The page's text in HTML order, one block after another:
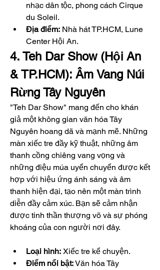
nhạc dân tộc, phong cách Cirque
du Soleil.
Địa điểm: Nhà hát TP.HCM, Lune
Center Hội An.
4. Teh Dar Show (Hội An
& TP.HCM): Âm Vang Núi
Rừng Tây Nguyên
"Teh Dar Show" mang đến cho khán
giả một không gian văn hóa Tây
Nguyên hoang dã và mạnh mẽ. Những
màn xiếc tre đầy kỹ thuật, những âm
thanh cồng chiêng vang vọng và
những điệu múa uyển chuyển được kết
hợp với hiệu ứng ánh sáng và âm
thanh hiện đại, tạo nên một màn trình
diễn đầy cảm xúc. Bạn sẽ cảm nhận
được tinh thần thượng võ và sự phóng
khoáng của con người nơi đây.
Loại hình: Xiếc tre kể chuyện.
Điểm nổi bật: Văn hóa Tây